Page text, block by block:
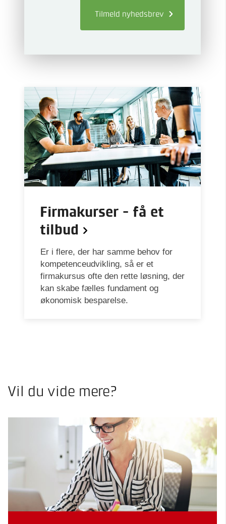
Tilmeld nyhedsbrev
Firmakurser - få et
tilbud
Er i flere, der har samme behov for
kompetenceudvikling, så er et
firmakursus ofte den rette løsning, der
kan skabe fælles fundament og
økonomisk besparelse.
Vil du vide mere?